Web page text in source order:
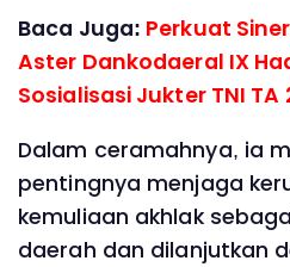
Baca Juga: Perkuat
Aster Dankodaeral IX
Sosialisasi Jukter TNI TA
Dalam ceramahnya, ia
pentingnya menjaga
kemuliaan akhlak
daerah dan dilanjutkan